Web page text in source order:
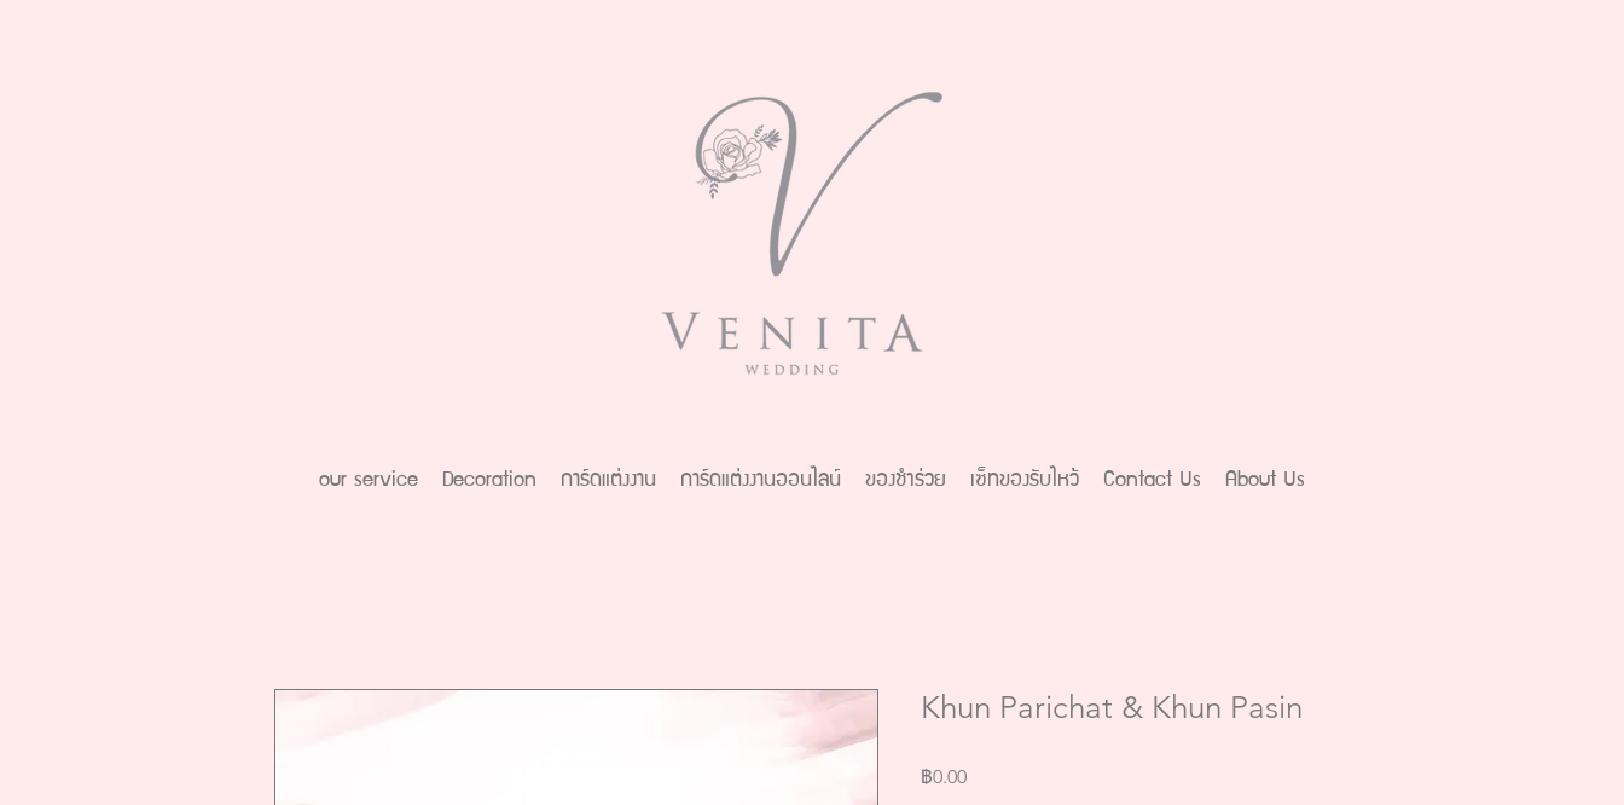
our service Decoration การ์ดแต่งงาน การ์ดแต่งงานออนไลน์ ของชำร่วย เซ็ทของรับไหว้ Contact Us About Us
Khun Parichat & Khun Pasin
฿0.00ราคา